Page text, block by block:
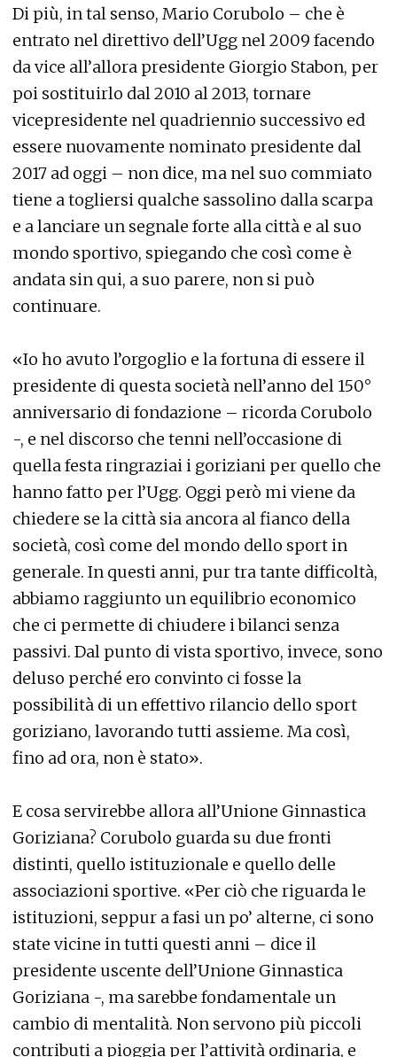
Di più, in tal senso, Mario Corubolo – che è
entrato nel direttivo dell’Ugg nel 2009 facendo
da vice all’allora presidente Giorgio Stabon, per
poi sostituirlo dal 2010 al 2013, tornare
vicepresidente nel quadriennio successivo ed
essere nuovamente nominato presidente dal
2017 ad oggi – non dice, ma nel suo commiato
tiene a togliersi qualche sassolino dalla scarpa
e a lanciare un segnale forte alla città e al suo
mondo sportivo, spiegando che così come è
andata sin qui, a suo parere, non si può
continuare.
«Io ho avuto l’orgoglio e la fortuna di essere il
presidente di questa società nell’anno del 150°
anniversario di fondazione – ricorda Corubolo
-, e nel discorso che tenni nell’occasione di
quella festa ringraziai i goriziani per quello che
hanno fatto per l’Ugg. Oggi però mi viene da
chiedere se la città sia ancora al fianco della
società, così come del mondo dello sport in
generale. In questi anni, pur tra tante difficoltà,
abbiamo raggiunto un equilibrio economico
che ci permette di chiudere i bilanci senza
passivi. Dal punto di vista sportivo, invece, sono
deluso perché ero convinto ci fosse la
possibilità di un effettivo rilancio dello sport
goriziano, lavorando tutti assieme. Ma così,
fino ad ora, non è stato».
E cosa servirebbe allora all’Unione Ginnastica
Goriziana? Corubolo guarda su due fronti
distinti, quello istituzionale e quello delle
associazioni sportive. «Per ciò che riguarda le
istituzioni, seppur a fasi un po’ alterne, ci sono
state vicine in tutti questi anni – dice il
presidente uscente dell’Unione Ginnastica
Goriziana -, ma sarebbe fondamentale un
cambio di mentalità. Non servono più piccoli
contributi a pioggia per l’attività ordinaria, e